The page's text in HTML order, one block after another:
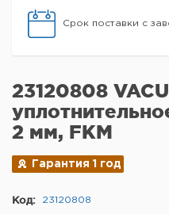
Срок поставки с
23120808
2 мм, FKM
Гарантия 1 год
Код: 23120808